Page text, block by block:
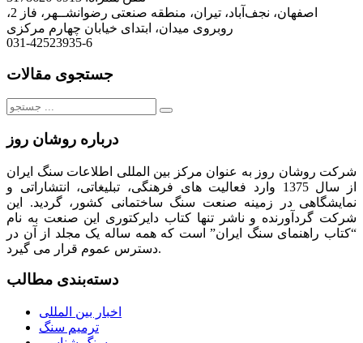
اصفهان، نجف‌آباد، تیران، منطقه صنعتی رضوانشــهر، فاز 2،
روبروی میدان، ابتدای خیابان چهارم مرکزی
031-42523935-6
جستجوی مقالات
جستجو
درباره روشان روز
شرکت روشان روز به عنوان مرکز بین المللی اطلاعات سنگ ایران
از سال 1375 وارد فعالیت های فرهنگی، تبلیغاتی، انتشاراتی و
نمایشگاهی در زمینه صنعت سنگ ساختمانی کشور، گردید. این
شرکت گردآورنده و ناشر تنها کتاب دایرکتوری این صنعت به نام
“کتاب راهنمای سنگ ایران” است که همه ساله یک مجلد از آن در
دسترس عموم قرار می گیرد.
دسته‌بندی مطالب
اخبار بین المللی
ترمیم سنگ